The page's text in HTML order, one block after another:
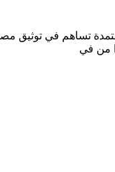
تساهم في توثيق
من في